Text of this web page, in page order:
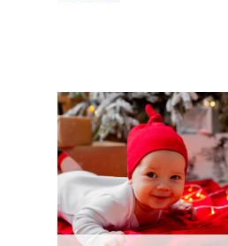
Пеленка-покрывало -
Hello,Baby! (плотный
трикотаж) - цвета разные
950 pуб.
630 pуб.